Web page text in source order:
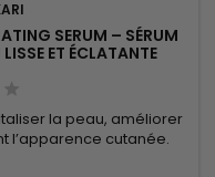
SERUM – SÉRUM
ET ÉCLATANTE
la peau, améliorer
l’apparence cutanée.